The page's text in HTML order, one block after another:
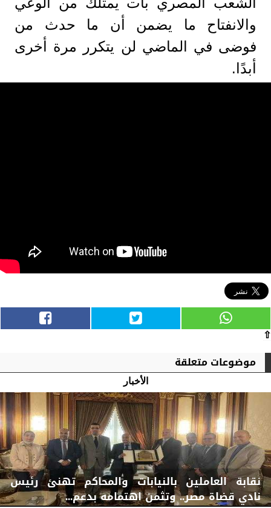
والانفتاح ما يضمن أن ما حدث من
فوضى في الماضي لن يتكرر مرة أخرى
أبدًا.
⇧
موضوعات متعلقة
الأخبار
نقابة العاملين بالنيابات والمحاكم تهنئ رئيس
نادي قضاة مصر.. وتثمن اهتمامه بدعم...